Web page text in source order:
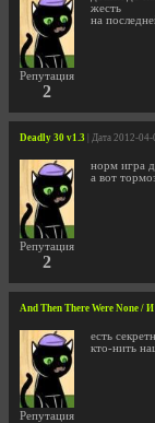
Репутация
2
жесть
на
Deadly 30 v1.3 | Дата 2012-
Репутация
2
норм игра
а вот
And Then There Were
Репутация
есть
кто-нить